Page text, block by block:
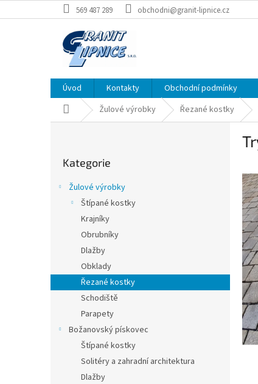
na
569 487 289 obchodni@granit-lipnice.cz
Úvod Kontakty
Obchodní podmínky
Domů Žulové výrobky Řezané kostky
n
e
kategorie
Kategorie
Žulové výrobky
Štípané kostky
Krajníky
Obrubníky
Dlažby
Obklady
Řezané kostky
Schodiště
Parapety
Božanovský pískovec
Štípané kostky
Solitéry a zahradní architektura
Dlažby